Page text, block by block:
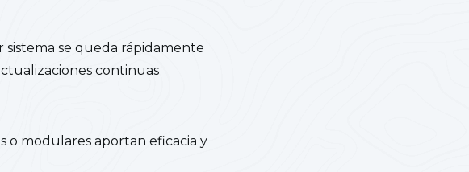
se queda rápidamente
continuas
o modulares aportan eficacia y